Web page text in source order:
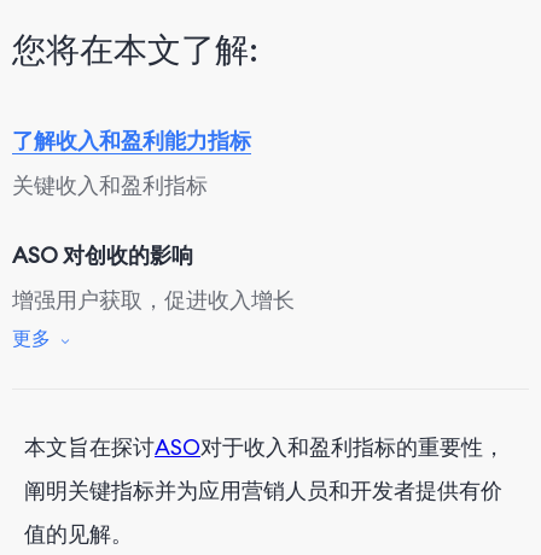
您将在本文了解:
了解收入和盈利能力指标
关键收入和盈利指标
ASO 对创收的影响
增强用户获取，促进收入增长
优化盈利策略
优化用户获取成本
最大化用户生命周期价值
更多
本文旨在探讨ASO对于收入和盈利指标的重要性，
阐明关键指标并为应用营销人员和开发者提供有价
值的见解。